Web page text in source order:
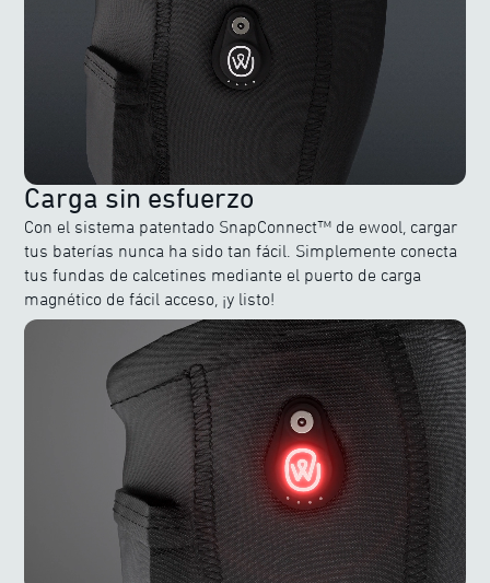
Carga sin esfuerzo
Con el sistema patentado SnapConnect™ de ewool, cargar
tus baterías nunca ha sido tan fácil. Simplemente conecta
tus fundas de calcetines mediante el puerto de carga
magnético de fácil acceso, ¡y listo!